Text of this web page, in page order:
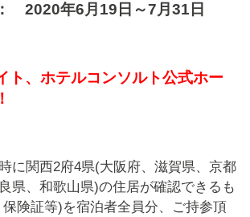
2020年6月19日～7月31日
ト、ホテルコンソルト公式ホー
に関西2府4県(大阪府、滋賀県、京都
県、和歌山県)の住居が確認できるも
険証等)を宿泊者全員分、ご持参頂